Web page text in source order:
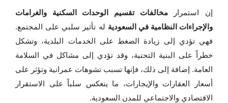
إن استمرارمخالفات تقسيم الوحدات السكنية والغرامات
والإجراءات النظامية في السعودية له تأثير سلبي على المجتمع.
فهي تؤدي إلى زيادة الضغط على الخدمات البلدية، وتشكل
خطراً على البنية التحتية، وقد تؤدي إلى مشاكل في السلامة
العامة. إضافة إلى ذلك، فإنها تسبب تشوهات عمرانية وتؤثر على
أسعار العقارات والإيجارات، ما ينعكس سلباً على الاستقرار
الاقتصادي والاجتماعي للمدن السعودية.